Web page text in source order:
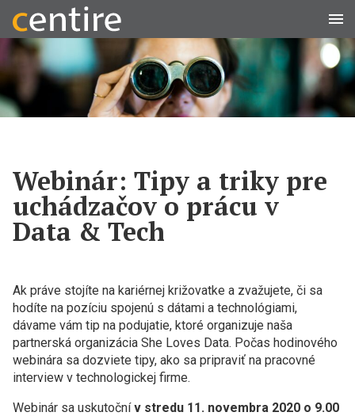
Webinár: Tipy a triky pre
uchádzačov o prácu v
Data & Tech
Ak práve stojíte na kariérnej križovatke a zvažujete, či sa
hodíte na pozíciu spojenú s dátami a technológiami,
dávame vám tip na podujatie, ktoré organizuje naša
partnerská organizácia She Loves Data. Počas hodinového
webinára sa dozviete tipy, ako sa pripraviť na pracovné
interview v technologickej firme.
Webinár sa uskutočnív stredu 11. novembra 2020 o 9.00